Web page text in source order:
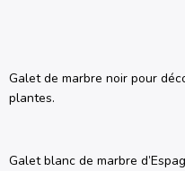
Galet de marbre noir pour
plantes.
Galet blanc de marbre